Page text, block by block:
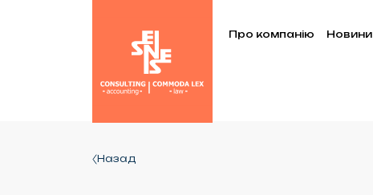
Про компанію Новини
Назад